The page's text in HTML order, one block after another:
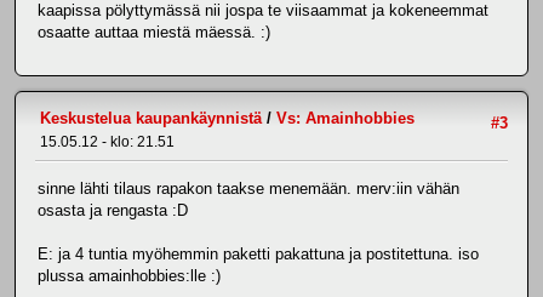
kaapissa pölyttymässä nii jospa te viisaammat ja kokeneemmat
osaatte auttaa miestä mäessä. :)
#3
Keskustelua kaupankäynnistä/ Vs: Amainhobbies
15.05.12 - klo: 21.51
sinne lähti tilaus rapakon taakse menemään. merv:iin vähän
osasta ja rengasta :D
E: ja 4 tuntia myöhemmin paketti pakattuna ja postitettuna. iso
plussa amainhobbies:lle :)